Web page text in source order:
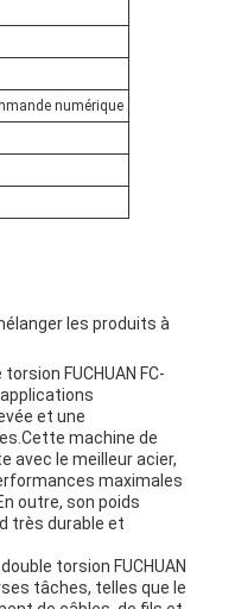
numérique
les produits à
FUCHUAN FC-
et une
machine de
avec le meilleur acier,
maximales
outre, son poids
très durable et
torsion FUCHUAN
tâches, telles que le